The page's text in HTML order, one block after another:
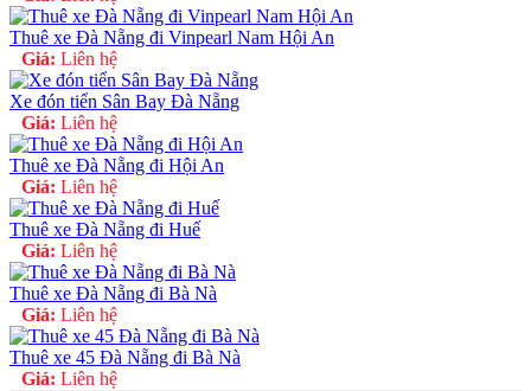
Thuê xe Đà Nẵng đi Vinpearl Nam Hội An
Giá: Liên hệ
Xe đón tiển Sân Bay Đà Nẵng
Giá: Liên hệ
Thuê xe Đà Nẵng đi Hội An
Giá: Liên hệ
Thuê xe Đà Nẵng đi Huế
Giá: Liên hệ
Thuê xe Đà Nẵng đi Bà Nà
Giá: Liên hệ
Thuê xe 45 Đà Nẵng đi Bà Nà
Giá: Liên hệ